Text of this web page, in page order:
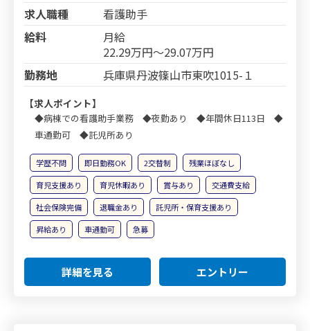
求人職種
看護助手
給料
月給
22.29万円～29.07万円
勤務地
兵庫県丹波篠山市東吹1015-１
【求人ポイント】
◆病棟での看護助手業務 ◆夜勤あり ◆年間休日113日 ◆
車通勤可 ◆託児所あり
学歴不問 即日勤務OK 2交替制
残業ほぼなし
育児支援あり
育児休暇あり 賞与あり
交通費支給
社会保険完備
退職金あり
託児所・保育支援あり
昇給あり
車通勤可 急募
詳細を見る エントリー